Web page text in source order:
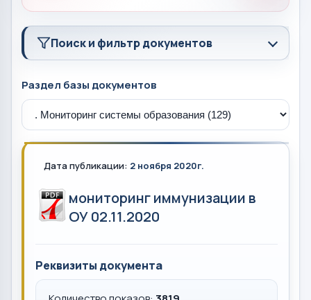
Поиск и фильтр документов
Раздел базы документов
Дата публикации: 2 ноября 2020г.
мониторинг иммунизации в
ОУ 02.11.2020
Реквизиты документа